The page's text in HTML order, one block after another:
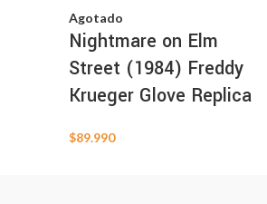
Agotado
Nightmare on Elm
Street (1984) Freddy
Krueger Glove Replica
$89.990